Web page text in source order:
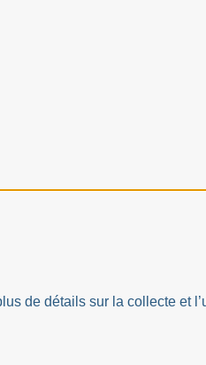
de détails sur la collecte et